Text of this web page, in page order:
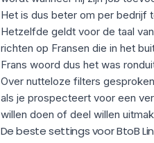
Het is dus beter om per bedrijf
Hetzelfde geldt voor de taal
richten op Fransen die in het
Frans woord dus het was
Over nutteloze filters
als je prospecteert voor een
willen doen of deel willen
De beste settings voor BtoB